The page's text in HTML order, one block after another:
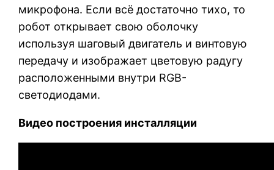
микрофона. Если всё достаточно тихо, то
робот открывает свою оболочку
используя шаговый двигатель и винтовую
передачу и изображает цветовую радугу
расположенными внутри RGB-
светодиодами.
Видео построения инсталляции